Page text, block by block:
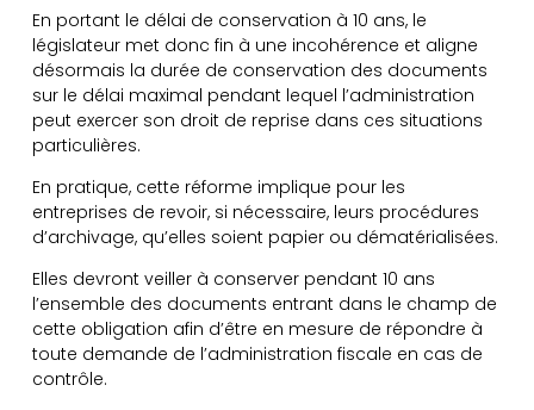
En portant le délai de conservation à 10 ans, le
législateur met donc fin à une incohérence et aligne
désormais la durée de conservation des documents
sur le délai maximal pendant lequel l’administration
peut exercer son droit de reprise dans ces situations
particulières.
En pratique, cette réforme implique pour les
entreprises de revoir, si nécessaire, leurs procédures
d’archivage, qu’elles soient papier ou dématérialisées.
Elles devront veiller à conserver pendant 10 ans
l’ensemble des documents entrant dans le champ de
cette obligation afin d’être en mesure de répondre à
toute demande de l’administration fiscale en cas de
contrôle.